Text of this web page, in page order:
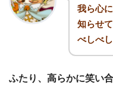
我ら心
知らせ
べしべし
ふたり、高らかに笑い